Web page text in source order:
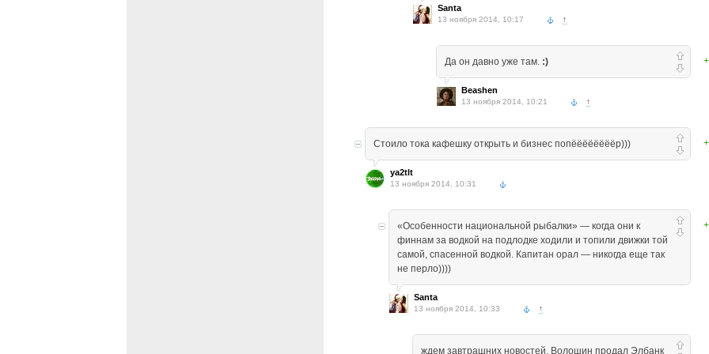
Santa
13 ноября 2014, 10:17 ↑
Да он давно уже там. :)
Beashen
13 ноября 2014, 10:21 ↑
Стоило тока кафешку открыть и бизнес попёёёёёёёёр)))
ya2tlt
13 ноября 2014, 10:31
«Особенности национальной рыбалки» — когда они к
финнам за водкой на подлодке ходили и топили движки той
самой, спасенной водкой. Капитан орал — никогда еще так
не перло))))
Santa
13 ноября 2014, 10:33 ↑
ждем завтрашних новостей. Волошин продал Элбанк